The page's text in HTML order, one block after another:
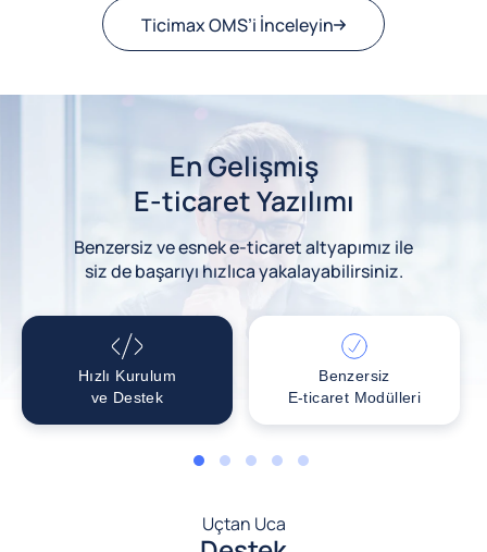
Ticimax OMS’i İnceleyin
En Gelişmiş
E-ticaret Yazılımı
Benzersiz ve esnek e-ticaret altyapımız ile
siz de başarıyı hızlıca yakalayabilirsiniz.
Hızlı Kurulum
ve Destek
Benzersiz
E-ticaret Modülleri
1 2 3 4 5
Uçtan Uca